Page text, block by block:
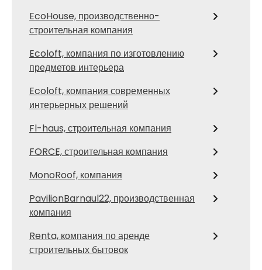
EcoHouse, производственно-
строительная компания
Ecoloft, компания по изготовлению
предметов интерьера
Ecoloft, компания современных
интерьерных решений
Fl-haus, строительная компания
FORCE, строительная компания
MonoRoof, компания
PavilionBarnaul22, производственная
компания
Renta, компания по аренде
строительных бытовок